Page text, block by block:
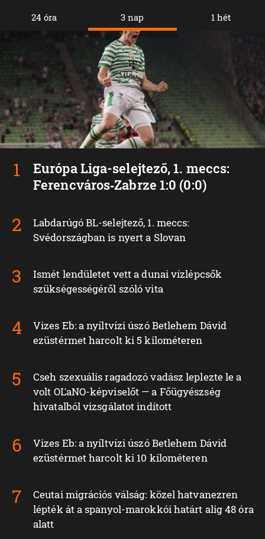
24 óra 3 nap
Európa Liga-selejtező, 1. meccs:
Ferencváros‑Zabrze 1:0 (0:0)
Labdarúgó BL-selejtező, 1. meccs:
Svédországban is nyert a Slovan
Ismét lendületet vett a dunai vízlépcsők
szükségességéről szóló vita
Vizes Eb: a nyíltvízi úszó Betlehem Dávid
ezüstérmet harcolt ki 5 kilométeren
Cseh szexuális ragadozó vadász leplezte le a
volt OĽaNO-képviselőt — a Főügyészség
hivatalból vizsgálatot indított
Vizes Eb: a nyíltvízi úszó Betlehem Dávid
ezüstérmet harcolt ki 10 kilométeren
Ceutai migrációs válság: közel hatvanezren
lépték át a spanyol-marokkói határt alig 48 óra
alatt
1 hét